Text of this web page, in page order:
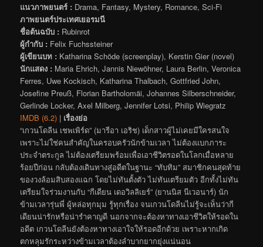
แนวภาพยนตร์ : Drama, Fantasy, Mystery, Romance, Sci-Fi
ภาพยนตร์ประเทศเยอรมนี
ชื่อต้นฉบับ : Rubinrot
ผู้กำกับ : Felix Fuchssteiner
ผู้เขียนบท : Katharina Schöde (screenplay), Kerstin Gier (novel)
นักแสดง : Maria Ehrich, Jannis Niewöhner, Laura Berlin, Veronica
Ferres, Uwe Kockisch, Katharina Thalbach, Gottfried John,
Josefine Preuß, Florian Bartholomäi, Johannes Silberschneider,
Gerlinde Locker, Axel Milberg, Jennifer Lotsi, Philip Wiegratz
IMDB (6.2) | เรื่องย่อ
“เกวนโดลีน เชพเพิร์ด” (มารีอา เอริช) เด็กสาวผู้ไม่เคยมีใครสนใจ
เพราะไม่ใช่คนสำคัญในครอบครัวนักข้ามเวลา ไม่ต้องแบกภาระ
ประจำตระกูล ไม่ต้องเตรียมพร้อมเพื่อเอาชีวิตรอดในโลกเมื่อหลาย
ร้อยปีก่อน กลับต้องเดินทางสู่อดีตในฐานะ “ทับทิม” สมาชิกคนสุดท้าย
ของวงล้อมสิบสองแฉก โดยไม่ทันตั้งตัว ไม่ทันเตรียมตัว อีกทั้งไม่ทัน
เตรียมใจร่วมงานกับ “กีเดียน เดอวิลลิเยร์” (ยานนิส นีเวอนาร์) นัก
ข้ามเวลารุ่นพี่ ผู้หล่อทุกมุม รู้ทุกเรื่อง จนเกวนโดลีนไม่รู้จะเห็นว่ากี
เดียนน่ารักหรือน่ารำคาญดี นอกจากจะต้องหาทางเอาชีวิตให้รอดใน
อดีต เกวนโดลีนยังต้องหาทางเอาใจให้รอดอีกด้วย เพราะหากเกิด
ตกหลุมรักระหว่างข้ามเวลาต้องลำบากยากยุ่งแน่นอน